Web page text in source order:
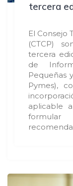
tercera
El Consejo
(CTCP)
tercera
de
Pequeñas
Pymes),
aplicable